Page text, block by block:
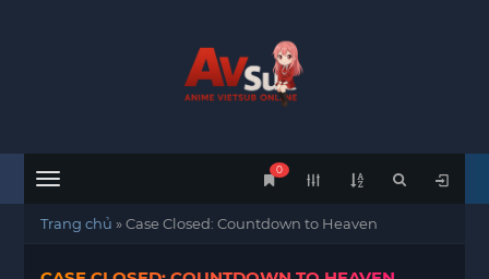
Menu
0
Trang chủ »Case Closed: Countdown to Heaven